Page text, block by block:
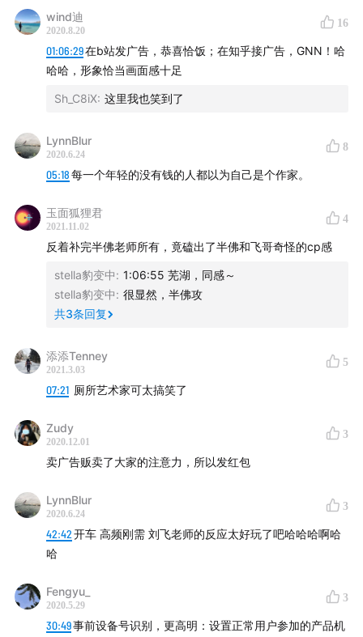
5.Leads，线索，在互联网营销中指潜在的目标用户的联
系线索（账号、手机号等）。
6.肉刷，即人肉刷单，区别于机刷、机器刷单。
8.PlusToken、PDFX ，都是已证实的骗局。
wind迪
2020.8.20
16
01:06:29在b站发广告，恭喜恰饭；在知乎接广告，GNN！哈
哈哈，形象恰当画面感十足
Sh_C8iX: 这里我也笑到了
LynnBlur
2020.6.24
8
05:18每一个年轻的没有钱的人都以为自己是个作家。
玉面狐狸君
2021.11.02
4
反着补完半佛老师所有，竟磕出了半佛和飞哥奇怪的cp感
stella豹变中: 1:06:55 芜湖，同感～
stella豹变中: 很显然，半佛攻
共3条回复
添添Tenney
2021.3.03
5
07:21 厕所艺术家可太搞笑了
Zudy
2020.12.01
3
卖广告贩卖了大家的注意力，所以发红包
LynnBlur
2020.6.24
3
42:42开车 高频刚需 刘飞老师的反应太好玩了吧哈哈哈啊哈
哈
Fengyu_
2020.5.29
3
30:49事前设备号识别，更高明：设置正常用户参加的产品机